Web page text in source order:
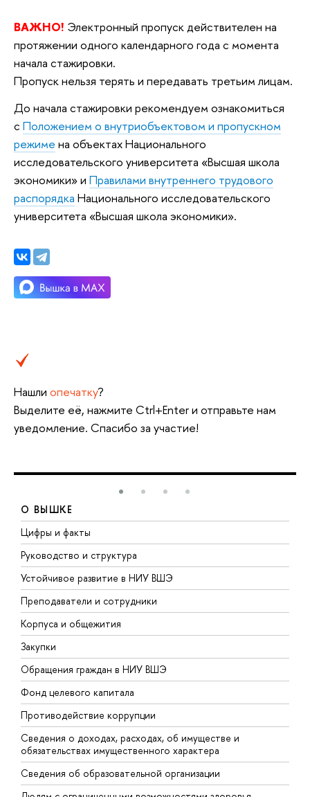
ВАЖНО! Электронный пропуск действителен на
протяжении одного календарного года с момента
начала стажировки.
Пропуск нельзя терять и передавать третьим лицам.
До начала стажировки рекомендуем ознакомиться
с Положением о внутриобъектовом и пропускном
режиме на объектах Национального
исследовательского университета «Высшая школа
экономики» и Правилами внутреннего трудового
распорядка Национального исследовательского
университета «Высшая школа экономики».
Нашли опечатку?
Выделите её, нажмите Ctrl+Enter и отправьте нам
уведомление. Спасибо за участие!
О ВЫШКЕ
Цифры и факты
Руководство и структура
Устойчивое развитие в НИУ ВШЭ
Преподаватели и сотрудники
Корпуса и общежития
Закупки
Обращения граждан в НИУ ВШЭ
Фонд целевого капитала
Противодействие коррупции
Сведения о доходах, расходах, об имуществе и
обязательствах имущественного характера
Сведения об образовательной организации